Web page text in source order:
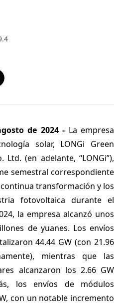
de 2024 - La empresa
solar, LONGi Green
Ltd. (en adelante, “LONGi”),
semestral correspondiente
transformación y los
fotovoltaica durante el
la empresa alcanzó unos
de yuanes. Los envíos
44.44 GW (con 21.96
mientras que las
alcanzaron los 2.66 GW
los envíos de módulos
con un notable incremento